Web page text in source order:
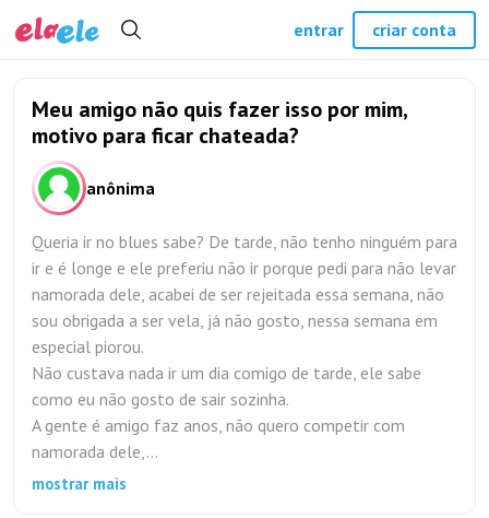
Meu amigo não quis fazer isso por mim,
motivo para ficar chateada?
anônima
Queria ir no blues sabe? De tarde, não tenho ninguém para
ir e é longe e ele preferiu não ir porque pedi para não levar
namorada dele, acabei de ser rejeitada essa semana, não
sou obrigada a ser vela, já não gosto, nessa semana em
especial piorou.
Não custava nada ir um dia comigo de tarde, ele sabe
como eu não gosto de sair sozinha.
A gente é amigo faz anos, não quero competir com
namorada dele,...
mostrar mais
entrar criar conta